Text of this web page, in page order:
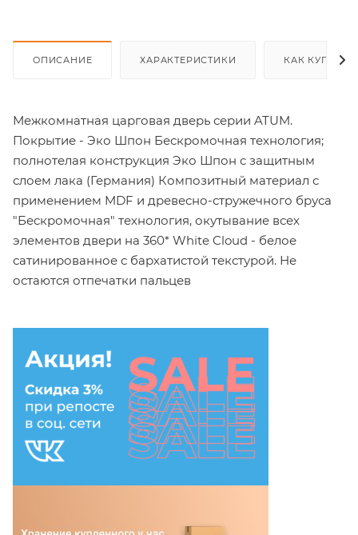
ОПИСАНИЕ ХАРАКТЕРИСТИКИ КАК КУПИТЬ
Межкомнатная царговая дверь серии ATUM.
Покрытие - Эко Шпон Бескромочная технология;
полнотелая конструкция Эко Шпон с защитным
слоем лака (Германия) Композитный материал с
применением MDF и древесно-стружечного бруса
"Бескромочная" технология, окутывание всех
элементов двери на 360* White Cloud - белое
сатинированное с бархатистой текстурой. Не
остаются отпечатки пальцев